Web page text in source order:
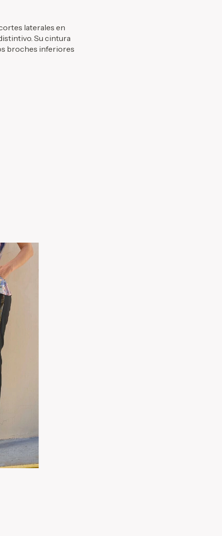
laterales en
Su cintura
broches inferiores